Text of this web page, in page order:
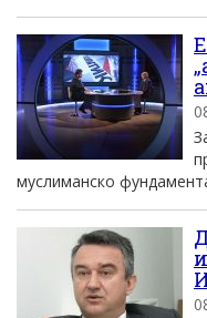
муслиманско